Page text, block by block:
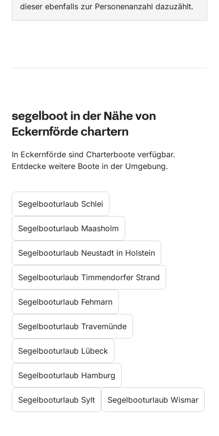
dieser ebenfalls zur Personenanzahl dazuzählt.
segelboot in der Nähe von
Eckernförde chartern
In Eckernförde sind Charterboote verfügbar.
Entdecke weitere Boote in der Umgebung.
Segelbooturlaub Schlei
Segelbooturlaub Maasholm
Segelbooturlaub Neustadt in Holstein
Segelbooturlaub Timmendorfer Strand
Segelbooturlaub Fehmarn
Segelbooturlaub Travemünde
Segelbooturlaub Lübeck
Segelbooturlaub Hamburg
Segelbooturlaub Sylt Segelbooturlaub Wismar